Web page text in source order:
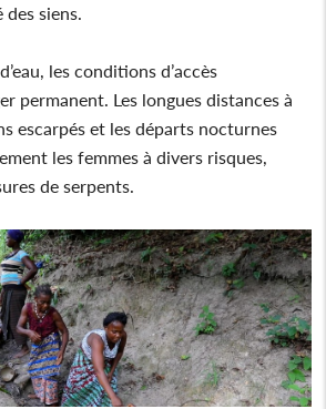
siens.
les conditions d’accès
permanent. Les longues distances à
escarpés et les départs nocturnes
les femmes à divers risques,
de serpents.